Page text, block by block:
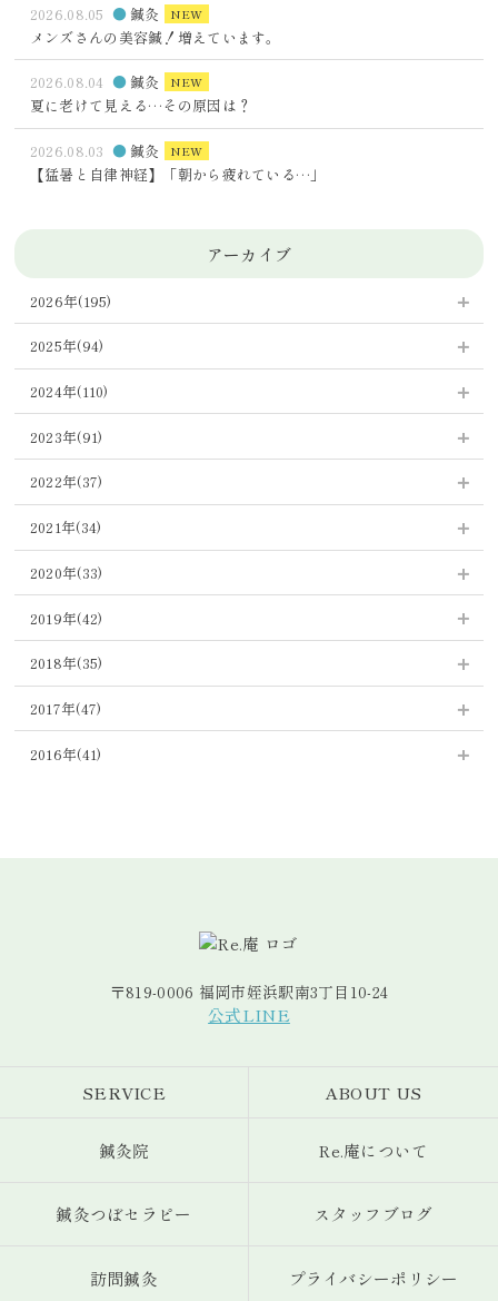
2026.08.05 鍼灸 NEW
メンズさんの美容鍼！増えています。
2026.08.04 鍼灸 NEW
夏に老けて見える…その原因は？
2026.08.03 鍼灸 NEW
【猛暑と自律神経】「朝から疲れている…」
アーカイブ
2026年(195)
2026年8月 (7)
2026年7月 (23)
2026年6月 (36)
2026年5月 (29)
2026年4月 (18)
2026年3月 (41)
2026年2月 (28)
2025年(94)
2025年12月 (14)
2025年11月 (27)
2025年10月 (10)
2025年9月 (1)
2025年8月 (3)
2025年7月 (3)
2025年6月 (5)
2025年4月 (6)
2025年3月 (7)
2024年(110)
2024年12月 (8)
2024年11月 (10)
2024年10月 (9)
2024年9月 (10)
2024年8月 (7)
2024年7月 (7)
2024年6月 (8)
2024年4月 (8)
2024年3月 (14)
2023年(91)
2023年12月 (15)
2023年11月 (17)
2023年10月 (20)
2023年9月 (9)
2023年8月 (3)
2023年7月 (4)
2023年6月 (5)
2023年4月 (3)
2022年(37)
2022年12月 (5)
2022年11月 (4)
2022年10月 (5)
2022年9月 (5)
2022年8月 (7)
2022年7月 (4)
2022年6月 (1)
2021年(34)
2021年12月 (2)
2021年11月 (2)
2021年10月 (3)
2021年8月 (3)
2021年7月 (5)
2021年6月 (3)
2020年(33)
2020年12月 (1)
2020年9月 (2)
2020年8月 (2)
2020年7月 (2)
2020年6月 (2)
2019年(42)
2019年12月 (6)
2019年11月 (5)
2019年10月 (2)
2019年9月 (5)
2018年(35)
2018年12月 (3)
2018年11月 (4)
2018年4月 (2)
2018年1月 (2)
2017年(47)
2017年12月 (4)
2017年5月 (3)
2017年2月 (4)
2016年(41)
2016年6月 (7)
〒819-0006 福岡市姪浜駅南3丁目10-24
公式LINE
SERVICE
鍼灸院
鍼灸つぼセラピー
訪問鍼灸
ABOUT US
Re.庵について
スタッフブログ
プライバシーポリシー